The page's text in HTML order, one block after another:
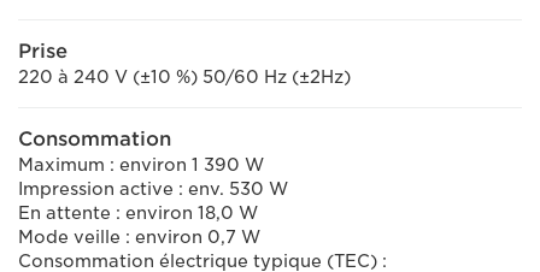
Prise
220 à 240 V (±10 %) 50/60 Hz (±2Hz)
Consommation
Maximum : environ 1 390 W
Impression active : env. 530 W
En attente : environ 18,0 W
Mode veille : environ 0,7 W
Consommation électrique typique (TEC) :